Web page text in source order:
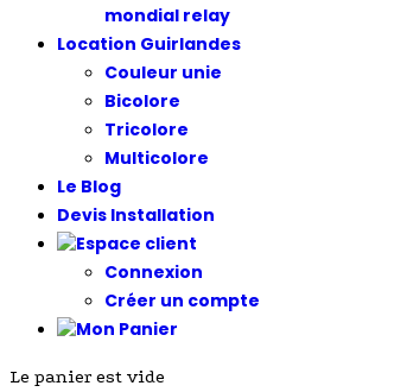
mondial relay
Location Guirlandes
Couleur unie
Bicolore
Tricolore
Multicolore
Le Blog
Devis Installation
Connexion
Créer un compte
Le panier est vide